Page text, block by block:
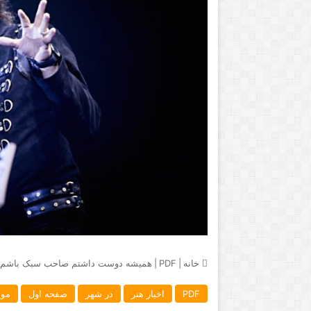
خانه PDF همیشه دوست داشتم صاحب سبک باشم
PDF اخبار هنر در شهر صفحه اول